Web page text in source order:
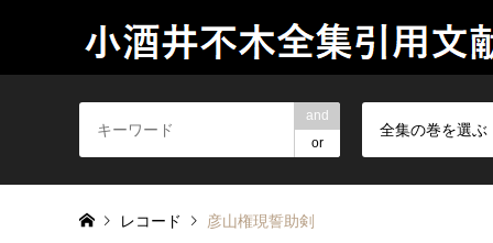
and
or
全集の巻を選ぶ
レコード 彦山権現誓助剣